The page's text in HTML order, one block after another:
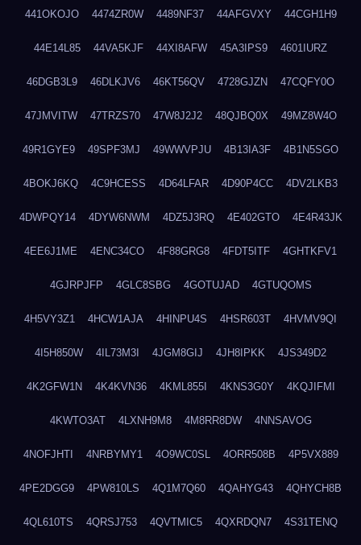
441OKOJO 4474ZR0W 4489NF37 44AFGVXY 44CGH1H9
44E14L85 44VA5KJF 44XI8AFW 45A3IPS9 4601IURZ
46DGB3L9 46DLKJV6 46KT56QV 4728GJZN 47CQFY0O
47JMVITW 47TRZS70 47W8J2J2 48QJBQ0X 49MZ8W4O
49R1GYE9 49SPF3MJ 49WWVPJU 4B13IA3F 4B1N5SGO
4BOKJ6KQ 4C9HCESS 4D64LFAR 4D90P4CC 4DV2LKB3
4DWPQY14 4DYW6NWM 4DZ5J3RQ 4E402GTO 4E4R43JK
4EE6J1ME 4ENC34CO 4F88GRG8 4FDT5ITF 4GHTKFV1
4GJRPJFP 4GLC8SBG 4GOTUJAD 4GTUQOMS
4H5VY3Z1 4HCW1AJA 4HINPU4S 4HSR603T 4HVMV9QI
4I5H850W 4IL73M3I 4JGM8GIJ 4JH8IPKK 4JS349D2
4K2GFW1N 4K4KVN36 4KML855I 4KNS3G0Y 4KQJIFMI
4KWTO3AT 4LXNH9M8 4M8RR8DW 4NNSAVOG
4NOFJHTI 4NRBYMY1 4O9WC0SL 4ORR508B 4P5VX889
4PE2DGG9 4PW810LS 4Q1M7Q60 4QAHYG43 4QHYCH8B
4QL610TS 4QRSJ753 4QVTMIC5 4QXRDQN7 4S31TENQ